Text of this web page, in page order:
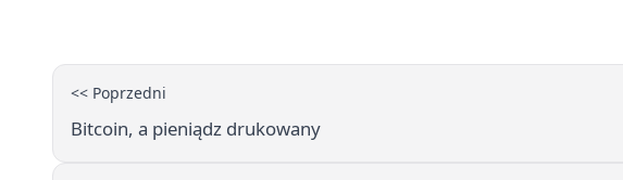
<< Poprzedni
Bitcoin, a pieniądz drukowany